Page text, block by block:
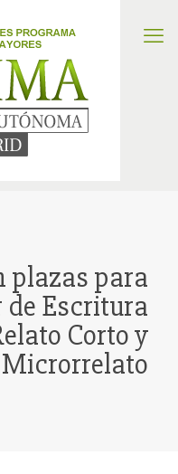
plazas para
de Escritura
Corto y
Microrrelato